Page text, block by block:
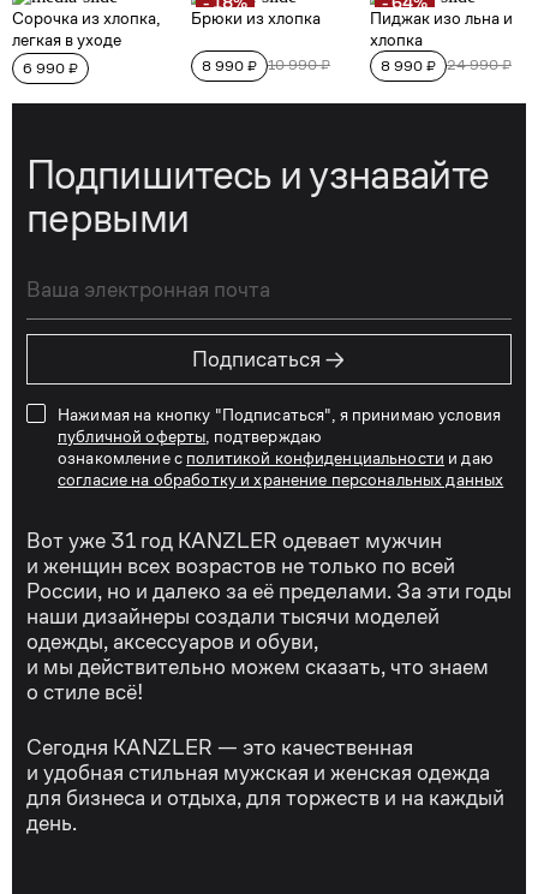
Подпишитесь и узнавайте
первыми
Подписаться →
Нажимая на кнопку "Подписаться", я принимаю условия
публичной оферты , подтверждаю
ознакомление с политикой конфиденциальности и даю
согласие на обработку и хранение персональных данных
Вот уже 31 год KANZLER одевает мужчин
и женщин всех возрастов не только по всей
России, но и далеко за её пределами. За эти годы
наши дизайнеры создали тысячи моделей
одежды, аксессуаров и обуви,
и мы действительно можем сказать, что знаем
о стиле всё!
Сегодня KANZLER — это качественная
и удобная стильная мужская и женская одежда
для бизнеса и отдыха, для торжеств и на каждый
день.